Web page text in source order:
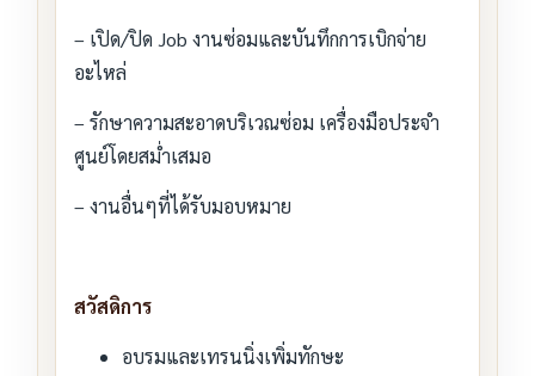
– เปิด/ปิด Job งานซ่อมและบันทึกการเบิกจ่าย
อะไหล่
– รักษาความสะอาดบริเวณซ่อม เครื่องมือประจำ
ศูนย์โดยสม่ำเสมอ
– งานอื่นๆที่ได้รับมอบหมาย
สวัสดิการ
อบรมและเทรนนิ่งเพิ่มทักษะ